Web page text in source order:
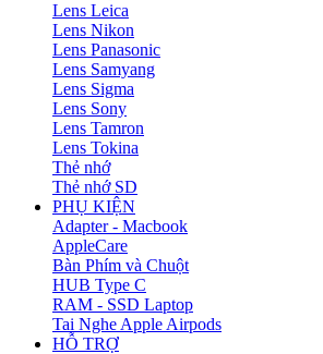
Lens Leica
Lens Nikon
Lens Panasonic
Lens Samyang
Lens Sigma
Lens Sony
Lens Tamron
Lens Tokina
Thẻ nhớ
Thẻ nhớ SD
PHỤ KIỆN
Adapter - Macbook
AppleCare
Bàn Phím và Chuột
HUB Type C
RAM - SSD Laptop
Tai Nghe Apple Airpods
HỖ TRỢ